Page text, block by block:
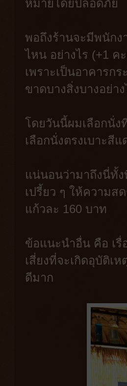
หมายโดยปลอดภัย
พอถึงร้านจะมีพนักง
ไหน อย่างไร (+1 ค
เพราะเป็นอาคารก
ขาดบางสิ่งบางอย่า
โดยวันนี้ผมเลือกนั่ง
เลือกนั่งตรงเบาะสี
แน่นอนว่ามาถึงนี่ทั้ง
เปรี้ยว ๆ ให้ความส
แก้วละ 160 บาท
ข้อแนะนำอื่น คือ เ
เสี่ยงที่จะเกิดอุบัติเ
ดีมาก